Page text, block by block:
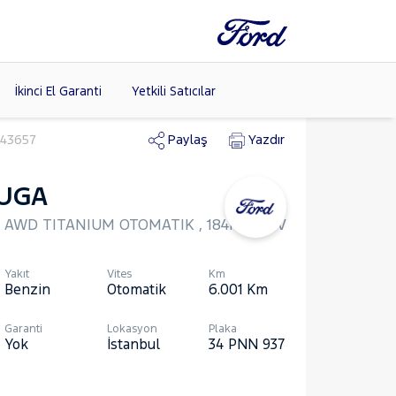
İkinci El Garanti Yetkili Satıcılar
Paylaş Yazdır
AWD TITANIUM OTOMATIK , 184Hp, SUV
Yakıt
Benzin
Vites
Otomatik
Km
6.001 Km
Garanti
Yok
Lokasyon
İstanbul
Plaka
34 PNN 937